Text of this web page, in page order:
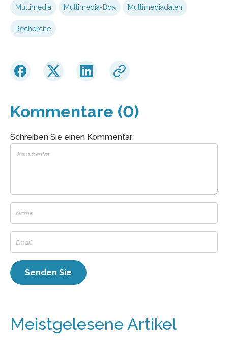
Multimedia Multimedia-Box Multimediadaten
Recherche
Kommentare (0)
Schreiben Sie einen Kommentar
Meistgelesene Artikel